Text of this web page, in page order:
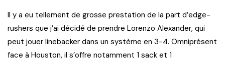
Il y a eu tellement de grosse prestation de la part d’edge-
rushers que j’ai décidé de prendre Lorenzo Alexander, qui
peut jouer linebacker dans un système en 3-4. Omniprésent
face à Houston, il s’offre notamment 1 sack et 1